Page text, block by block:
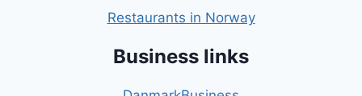
Restaurants in Norway
Business links